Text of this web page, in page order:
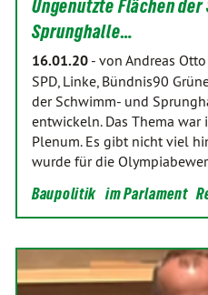
Ungenutzte Flächen
Sprunghalle…
16.01.20 - von Andreas Otto
SPD, Linke, Bündnis90
der Schwimm- und
entwickeln. Das Thema
Plenum. Es gibt nicht viel
wurde für die
Baupolitik im Parlament